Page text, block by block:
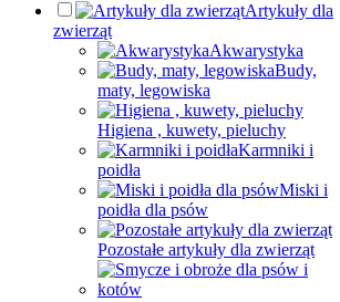
Artykuły dla
zwierząt
Akwarystyka
Budy,
maty, legowiska
Higiena , kuwety, pieluchy
Karmniki i
poidła
Miski i
poidła dla psów
Pozostałe artykuły dla zwierząt